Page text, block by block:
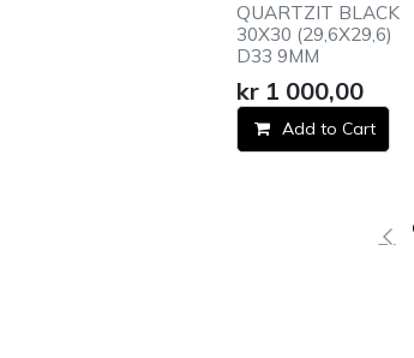
QUARTZIT BLACK
30X30 (29,6X29,6)
D33 9MM
kr 1 000,00
Add to Cart